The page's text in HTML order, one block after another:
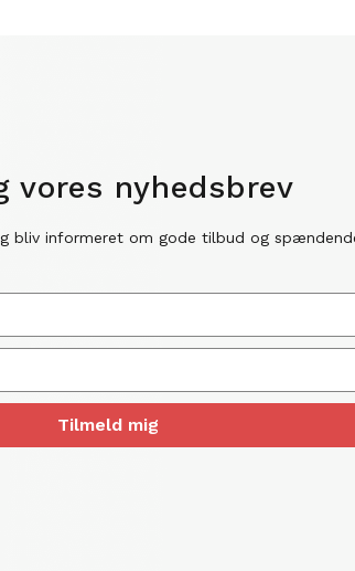
vores nyhedsbrev
bliv informeret om gode tilbud og
Tilmeld mig